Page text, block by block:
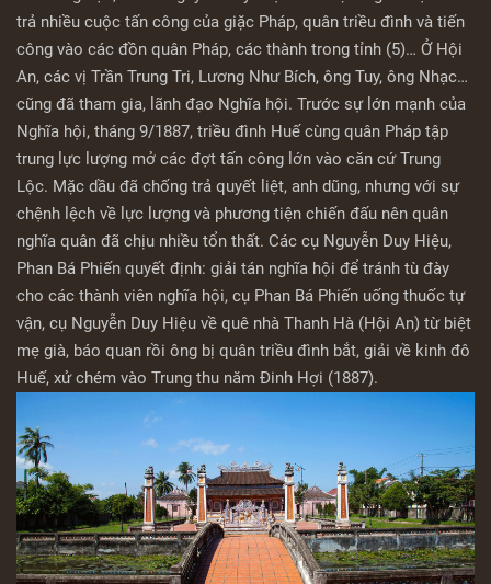
trả nhiều cuộc tấn công của giặc Pháp, quân triều đình và tiến
công vào các đồn quân Pháp, các thành trong tỉnh (5)… Ở Hội
An, các vị Trần Trung Tri, Lương Như Bích, ông Tuy, ông Nhạc…
cũng đã tham gia, lãnh đạo Nghĩa hội. Trước sự lớn mạnh của
Nghĩa hội, tháng 9/1887, triều đình Huế cùng quân Pháp tập
trung lực lượng mở các đợt tấn công lớn vào căn cứ Trung
Lộc. Mặc dầu đã chống trả quyết liệt, anh dũng, nhưng với sự
chệnh lệch về lực lượng và phương tiện chiến đấu nên quân
nghĩa quân đã chịu nhiều tổn thất. Các cụ Nguyễn Duy Hiệu,
Phan Bá Phiến quyết định: giải tán nghĩa hội để tránh tù đày
cho các thành viên nghĩa hội, cụ Phan Bá Phiến uống thuốc tự
vận, cụ Nguyễn Duy Hiệu về quê nhà Thanh Hà (Hội An) từ biệt
mẹ già, báo quan rồi ông bị quân triều đình bắt, giải về kinh đô
Huế, xử chém vào Trung thu năm Đinh Hợi (1887).